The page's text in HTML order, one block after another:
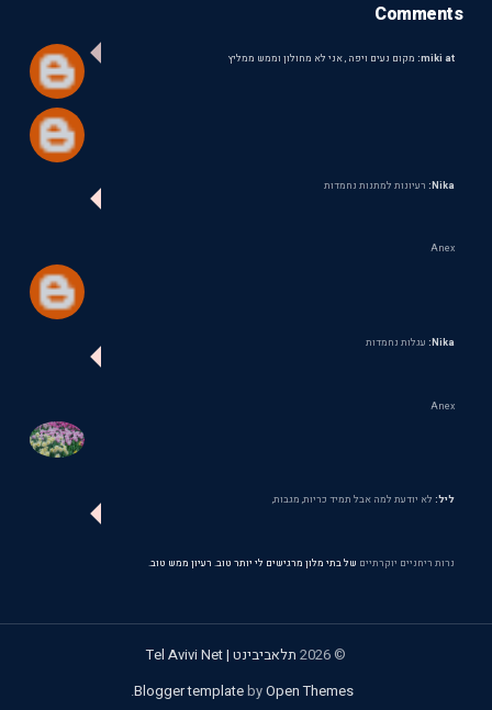
Comments
miki at: מקום נעים ויפה , אני לא מחולון וממש ממליץ
Nika: רעיונות למתנות נחמדות
Anex
Nika: עגלות נחמדות
Anex
ליל: לא יודעת למה אבל תמיד כריות, מגבות,
נרות ריחניים יוקרתיים של בתי מלון מרגישים לי יותר טוב. רעיון ממש טוב.
©
2026 תלאביבינט | Tel Avivi Net
Blogger templatebyOpen Themes
.